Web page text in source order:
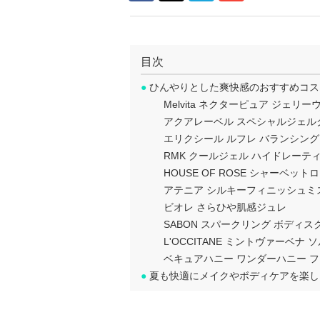
目次
● ひんやりとした爽快感のおすすめコ
Melvita ネクターピュア ジェリー
アクアレーベル スペシャルジェ
エリクシール ルフレ バランシン
RMK クールジェル ハイドレーテ
HOUSE OF ROSE シャーベット
アテニア シルキーフィニッシュ
ビオレ さらひや肌感ジュレ
SABON スパークリング ボディス
L'OCCITANE ミントヴァーベナ
ベキュアハニー ワンダーハニー
● 夏も快適にメイクやボディケアを楽